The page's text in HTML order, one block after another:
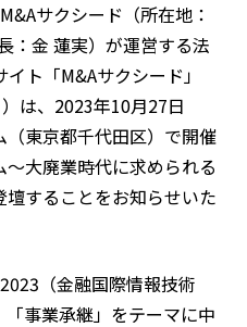
サクシード（所在地：
：金 蓮実）が運営する法
ト「M&Aサクシード」
は、2023年10月27日
（東京都千代田区）で開催
大廃業時代に求められる
することをお知らせいた
（金融国際情報技術
事業承継」をテーマに中